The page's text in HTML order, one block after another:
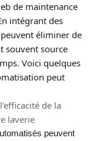
de maintenance
intégrant des
éliminer de
souvent source
Voici quelques
peut
de la
laverie
peuvent